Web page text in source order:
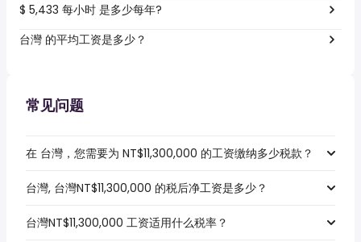
$ 5,433 每小时 是多少每年?
台灣 的平均工资是多少？
常见问题
在 台灣，您需要为 NT$11,300,000 的工资缴纳多少税款？
台灣, 台灣NT$11,300,000 的税后净工资是多少？
台灣NT$11,300,000 工资适用什么税率？